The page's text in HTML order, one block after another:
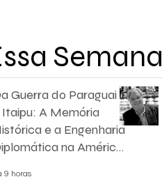
Guerra do Paraguai
A Memória
e a Engenharia
na América
9 horas
Semana